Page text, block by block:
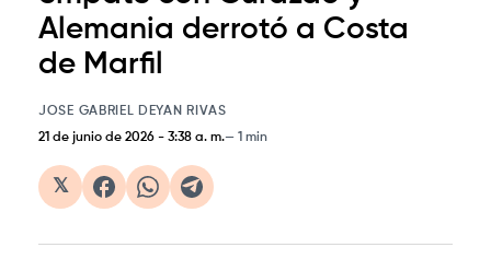
Alemania derrotó a Costa
de Marfil
JOSE GABRIEL DEYAN RIVAS
21 de junio de 2026 - 3:38 a. m. 1 min
𝕏